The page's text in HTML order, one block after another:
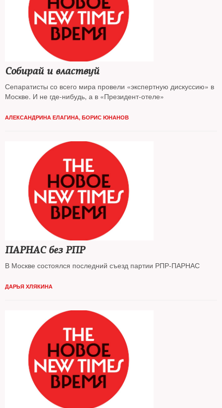
Собирай и властвуй
Сепаратисты со всего мира провели «экспертную дискуссию» в
Москве. И не где-нибудь, а в «Президент-отеле»
АЛЕКСАНДРИНА ЕЛАГИНА, БОРИС ЮНАНОВ
ПАРНАС без РПР
В Москве состоялся последний съезд партии РПР-ПАРНАС
ДАРЬЯ ХЛЯКИНА